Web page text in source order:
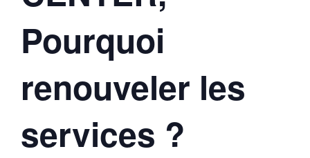
Pourquoi
renouveler les
services ?